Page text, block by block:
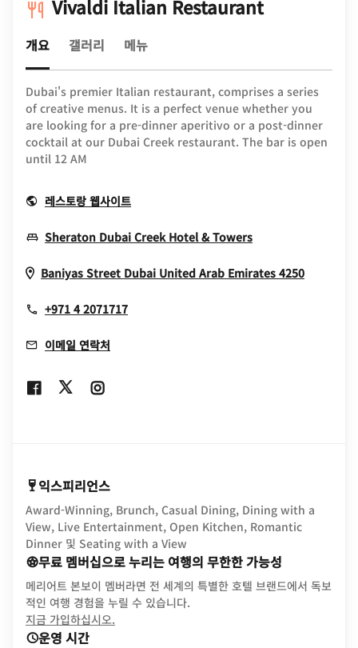
Vivaldi Italian Restaurant
개요 갤러리 메뉴
Dubai's premier Italian restaurant, comprises a series
of creative menus. It is a perfect venue whether you
are looking for a pre-dinner aperitivo or a post-dinner
cocktail at our Dubai Creek restaurant. The bar is open
until 12 AM
레스토랑 웹사이트Opens In New Window
Sheraton Dubai Creek Hotel & TowersOpens In New
Baniyas Street Dubai United Arab Emirates 4250Opens
+971 4 2071717
이메일 연락처
Opens In New Window
Opens In New Window
익스피리언스
Award-Winning, Brunch, Casual Dining, Dining with a
View, Live Entertainment, Open Kitchen, Romantic
Dinner 및 Seating with a View
무료 멤버십으로 누리는 여행의 무한한 가능성
메리어트 본보이 멤버라면 전 세계의 특별한 호텔 브랜드에서 독보
적인 여행 경험을 누릴 수 있습니다.
지금 가입하십시오.
운영 시간